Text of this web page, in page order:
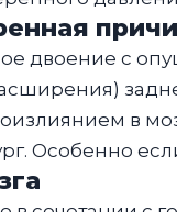
двоение с
в
Особенно